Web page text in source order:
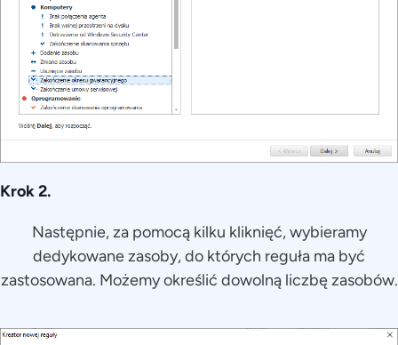
Krok 2.
Następnie, za pomocą kilku kliknięć, wybieramy
dedykowane zasoby, do których reguła ma być
zastosowana. Możemy określić dowolną liczbę zasobów.